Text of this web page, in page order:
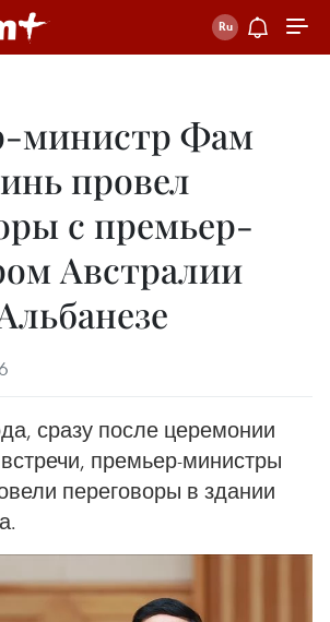
министр Фам
провел
с премьер-
Австралии
сразу после церемонии
премьер-министры
переговоры в здании